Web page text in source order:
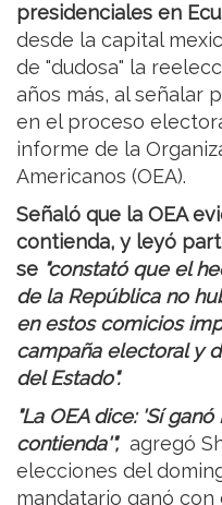
presidenciales en
desde la capital
de "dudosa" la
años más, al señalar
en el proceso
informe de la
Americanos (OEA).
Señaló que la OEA
contienda, y leyó
se "constató que el
de la República no
en estos comicios
campaña electoral y
del Estado".
"La OEA dice: 'Sí
contienda'", agregó
elecciones del
mandatario ganó